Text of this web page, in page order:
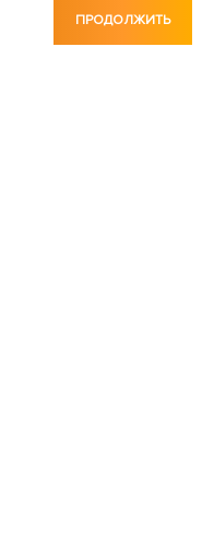
ПРОДОЛЖИТЬ